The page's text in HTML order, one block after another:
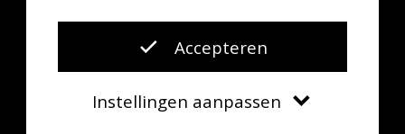
Accepteren
Instellingen aanpassen
Website doorThe Cre8ion.Lab